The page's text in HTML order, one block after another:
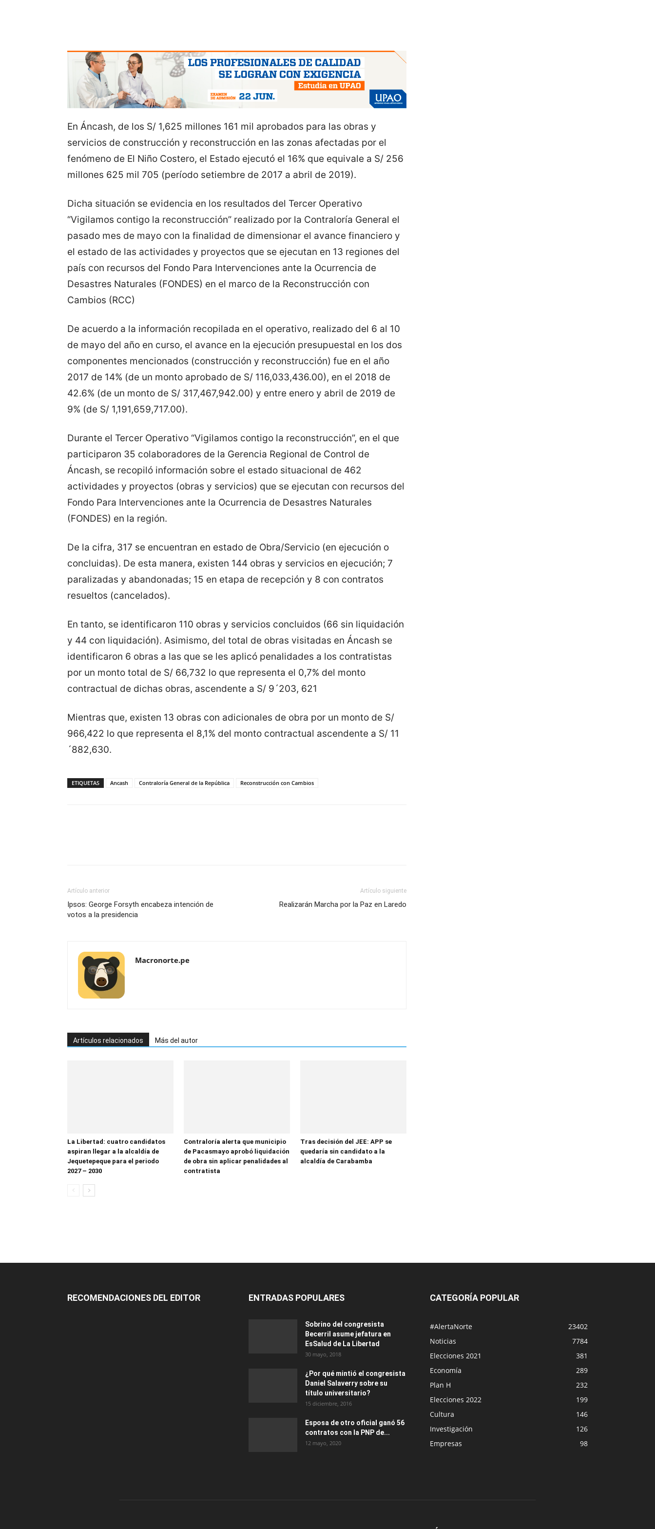
En Áncash, de los S/ 1,625 millones 161 mil aprobados para las obras y
servicios de construcción y reconstrucción en las zonas afectadas por el
fenómeno de El Niño Costero, el Estado ejecutó el 16% que equivale a S/ 256
millones 625 mil 705 (período setiembre de 2017 a abril de 2019).
Dicha situación se evidencia en los resultados del Tercer Operativo
“Vigilamos contigo la reconstrucción” realizado por la Contraloría General el
pasado mes de mayo con la finalidad de dimensionar el avance financiero y
el estado de las actividades y proyectos que se ejecutan en 13 regiones del
país con recursos del Fondo Para Intervenciones ante la Ocurrencia de
Desastres Naturales (FONDES) en el marco de la Reconstrucción con
Cambios (RCC)
De acuerdo a la información recopilada en el operativo, realizado del 6 al 10
de mayo del año en curso, el avance en la ejecución presupuestal en los dos
componentes mencionados (construcción y reconstrucción) fue en el año
2017 de 14% (de un monto aprobado de S/ 116,033,436.00), en el 2018 de
42.6% (de un monto de S/ 317,467,942.00) y entre enero y abril de 2019 de
9% (de S/ 1,191,659,717.00).
Durante el Tercer Operativo “Vigilamos contigo la reconstrucción”, en el que
participaron 35 colaboradores de la Gerencia Regional de Control de
Áncash, se recopiló información sobre el estado situacional de 462
actividades y proyectos (obras y servicios) que se ejecutan con recursos del
Fondo Para Intervenciones ante la Ocurrencia de Desastres Naturales
(FONDES) en la región.
De la cifra, 317 se encuentran en estado de Obra/Servicio (en ejecución o
concluidas). De esta manera, existen 144 obras y servicios en ejecución; 7
paralizadas y abandonadas; 15 en etapa de recepción y 8 con contratos
resueltos (cancelados).
En tanto, se identificaron 110 obras y servicios concluidos (66 sin liquidación
y 44 con liquidación). Asimismo, del total de obras visitadas en Áncash se
identificaron 6 obras a las que se les aplicó penalidades a los contratistas
por un monto total de S/ 66,732 lo que representa el 0,7% del monto
contractual de dichas obras, ascendente a S/ 9´203, 621
Mientras que, existen 13 obras con adicionales de obra por un monto de S/
966,422 lo que representa el 8,1% del monto contractual ascendente a S/ 11
´882,630.
ETIQUETAS Ancash Contraloría General de la República Reconstrucción con Cambios
Artículo anterior
Ipsos: George Forsyth encabeza intención de
votos a la presidencia
Artículo siguiente
Realizarán Marcha por la Paz en Laredo
Macronorte.pe
Artículos relacionados Más del autor
La Libertad: cuatro candidatos
aspiran llegar a la alcaldía de
Jequetepeque para el periodo
2027 – 2030
Contraloría alerta que municipio
de Pacasmayo aprobó liquidación
de obra sin aplicar penalidades al
contratista
Tras decisión del JEE: APP se
quedaría sin candidato a la
alcaldía de Carabamba
RECOMENDACIONES DEL EDITOR ENTRADAS POPULARES
Sobrino del congresista
Becerril asume jefatura en
EsSalud de La Libertad
30 mayo, 2018
¿Por qué mintió el congresista
Daniel Salaverry sobre su
título universitario?
15 diciembre, 2016
Esposa de otro oficial ganó 56
contratos con la PNP de...
12 mayo, 2020
CATEGORÍA POPULAR
#AlertaNorte
23402
Noticias
7784
Elecciones 2021
381
Economía
289
Plan H
232
Elecciones 2022
199
Cultura
146
Investigación
126
Empresas
98